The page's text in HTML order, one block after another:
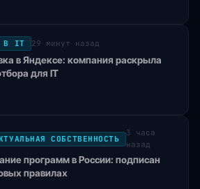
В IT 29 минут назад
в Яндексе: компания раскрыла
для IT
СОБСТВЕННОСТЬ
3 часа
назад
программ в России: подписан
правилах